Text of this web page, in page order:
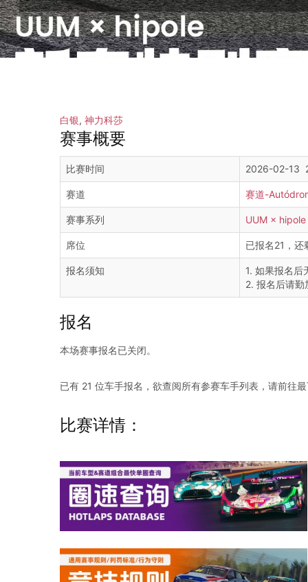
白银, 神力科莎
赛事概要
比赛时间 2026-02-13
赛道 赛道-
赛事系列 UUM ×
席位 已报名21，还
报名须知
1. 如果报名后
2. 报名后请勤
报名
本场赛事报名已关闭。
已有 21 位车手报名，欲查阅所有参赛车手列表，请前往
比赛详情：